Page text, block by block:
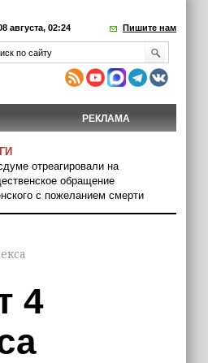
августа, 02:24 Пишите нам
РЕКЛАМА
отреагировали на
обращение
с пожеланием смерти
4